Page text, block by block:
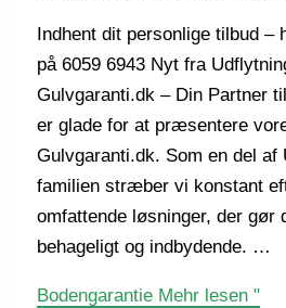
Indhent dit personlige tilbud –
på 6059 6943 Nyt fra
Gulvgaranti.dk – Din Partner
er glade for at præsentere
Gulvgaranti.dk. Som en del af
familien stræber vi konstant
omfattende løsninger, der gør
behageligt og indbydende. …
Bodengarantie Mehr lesen "